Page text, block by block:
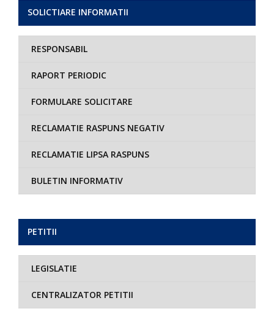
SOLICTIARE INFORMATII
RESPONSABIL
RAPORT PERIODIC
FORMULARE SOLICITARE
RECLAMATIE RASPUNS NEGATIV
RECLAMATIE LIPSA RASPUNS
BULETIN INFORMATIV
PETITII
LEGISLATIE
CENTRALIZATOR PETITII